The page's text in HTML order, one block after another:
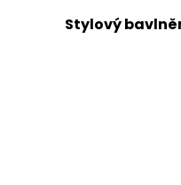
Stylový